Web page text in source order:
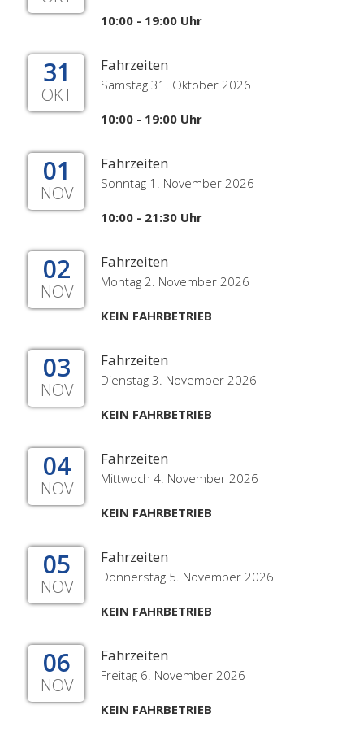
10:00 - 19:00 Uhr
31
OKT
Fahrzeiten
Samstag 31. Oktober 2026
10:00 - 19:00 Uhr
01
NOV
Fahrzeiten
Sonntag 1. November 2026
10:00 - 21:30 Uhr
02
NOV
Fahrzeiten
Montag 2. November 2026
KEIN FAHRBETRIEB
03
NOV
Fahrzeiten
Dienstag 3. November 2026
KEIN FAHRBETRIEB
04
NOV
Fahrzeiten
Mittwoch 4. November 2026
KEIN FAHRBETRIEB
05
NOV
Fahrzeiten
Donnerstag 5. November 2026
KEIN FAHRBETRIEB
06
NOV
Fahrzeiten
Freitag 6. November 2026
KEIN FAHRBETRIEB